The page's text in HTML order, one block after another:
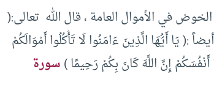
في الأموال العامة ، قال الله تعالى:(
بَيْنَكُمْ بِالْبَاطِلِ ) سورة البقرة 188 ، وقال أيضاً :( يَا أَيُّهَا الَّذِينَ ءَامَنُوا لَا تَأْكُلُوا أَمْوَالَكُمْ
إِنَّ اللَّهَ كَانَ بِكُمْ رَحِيمًا )سورة